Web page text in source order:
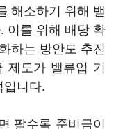
해소하기 위해 밸
이를 위해 배당 확
하는 방안도 추진
제도가 밸류업 기
입니다.
팔수록 준비금이